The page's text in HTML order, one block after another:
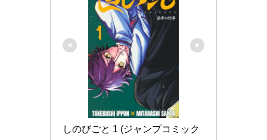
しのびごと 1 (ジャンプコミック